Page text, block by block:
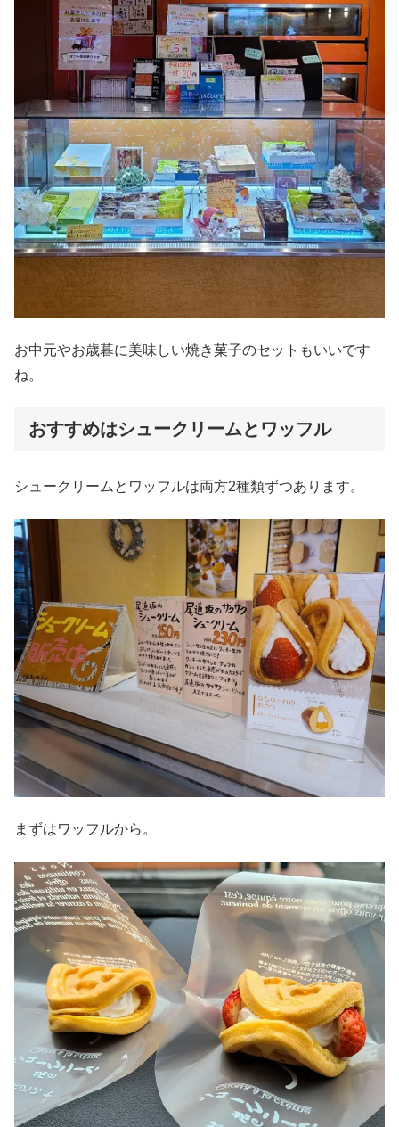
お中元やお歳暮に美味しい焼き菓子のセットもいいです
ね。
おすすめはシュークリームとワッフル
シュークリームとワッフルは両方2種類ずつあります。
まずはワッフルから。